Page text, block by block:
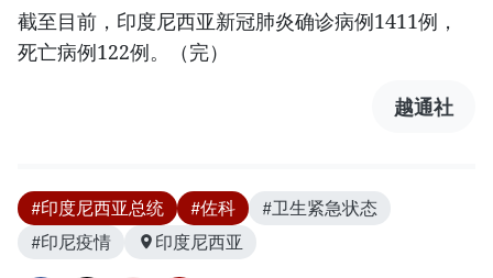
截至目前，印度尼西亚新冠肺炎确诊病例1411例，
死亡病例122例。（完）
越通社
#印度尼西亚总统 #佐科
#卫生紧急状态
#印尼疫情
印度尼西亚